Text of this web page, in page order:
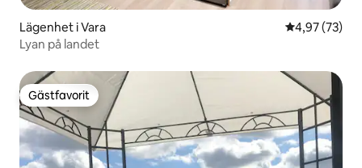
Lägenhet i Vara 4,97 av 5 i
4,97 (73)
Lyan på landet
Gästfavorit
Gästfavorit